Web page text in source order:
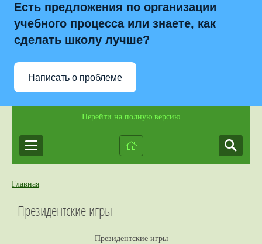
Есть предложения по организации
учебного процесса или знаете, как
сделать школу лучше?
Написать о проблеме
Перейти на полную версию
Главная
Президентские игры
Президентские игры